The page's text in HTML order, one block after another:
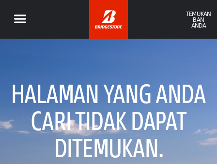
TEMUKAN
BAN
ANDA
HALAMAN YANG ANDA
CARI TIDAK DAPAT
DITEMUKAN.